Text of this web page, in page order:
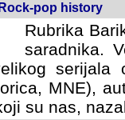
pop history
Rubrika
saradnika.
serijala
MNE),
su nas,